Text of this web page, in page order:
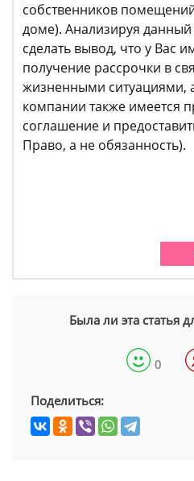
собственников
доме). Анализируя
сделать вывод, что у Вас
получение рассрочки в
жизненными ситуациями,
компании также имеется
соглашение и
Право, а не обязанность).
Была ли эта статья
0
Поделиться: